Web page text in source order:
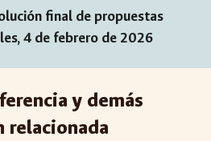
final de propuestas
4 de febrero de 2026
y demás
relacionada